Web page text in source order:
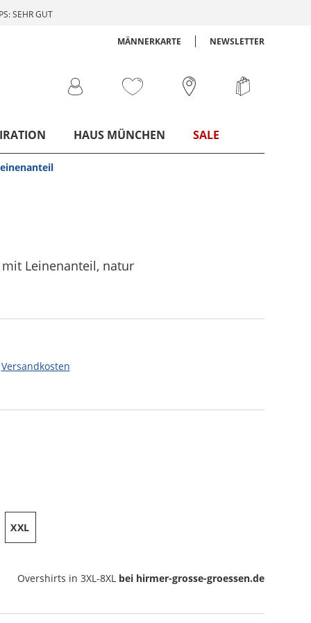
SEHR GUT
MÄNNERKARTE NEWSLETTER
HAUS MÜNCHEN SALE
Leinenanteil, natur
Versandkosten
XXL
Overshirts in 3XL-8XL bei hirmer-grosse-groessen.de